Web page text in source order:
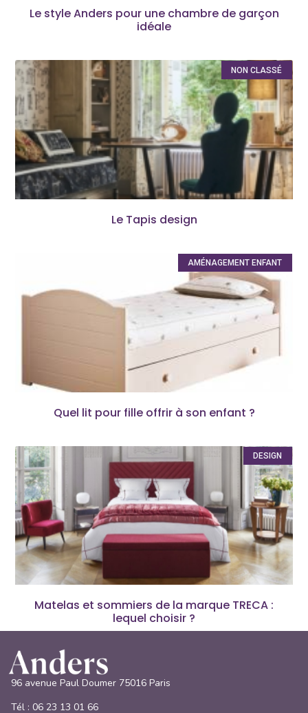
Le style Anders pour une chambre de garçon
idéale
NON CLASSÉ
Le Tapis design
AMÉNAGEMENT ENFANT
Quel lit pour fille offrir à son enfant ?
DESIGN
Matelas et sommiers de la marque TRECA :
lequel choisir ?
96 avenue Paul Doumer 75016 Paris
Tél : 06 23 13 01 66